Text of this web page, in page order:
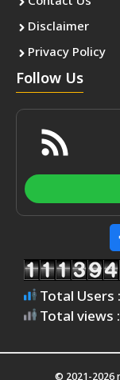
Disclaimer
Privacy Policy
Follow Us
Total Users
Total views
© 2021-2026